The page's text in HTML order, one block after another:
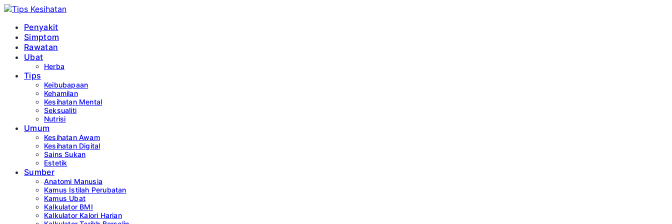
Penyakit
Simptom
Rawatan
Ubat
Herba
Tips
Keibubapaan
Kehamilan
Kesihatan Mental
Seksualiti
Nutrisi
Umum
Kesihatan Awam
Kesihatan Digital
Sains Sukan
Estetik
Sumber
Anatomi Manusia
Kamus Istilah Perubatan
Kamus Ubat
Kalkulator BMI
Kalkulator Kalori Harian